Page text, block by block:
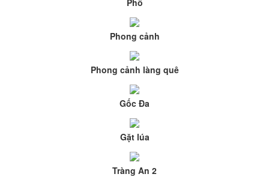
Phong cảnh
Phong cảnh làng quê
Gốc Đa
Gặt lúa
Tràng An 2